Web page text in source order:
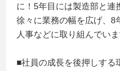
に！5年目には製造部と連
徐々に業務の幅を広げ、8
人事などに取り組んでいま
■社員の成長を後押しする